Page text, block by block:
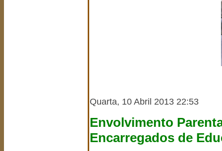
Quarta, 10 Abril 2013 22:53
Envolvimento
Encarregados de